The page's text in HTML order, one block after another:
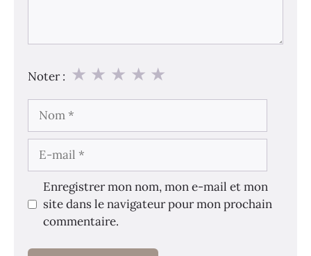
Noter : ★
★
★
★
★
Nom
E-
mail
Enregistrer mon nom, mon e-mail et mon
site dans le navigateur pour mon prochain
commentaire.